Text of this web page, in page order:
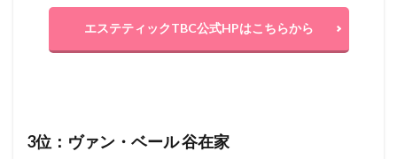
エステティックTBC公式HPはこちらから
3位：ヴァン・ベール 谷在家